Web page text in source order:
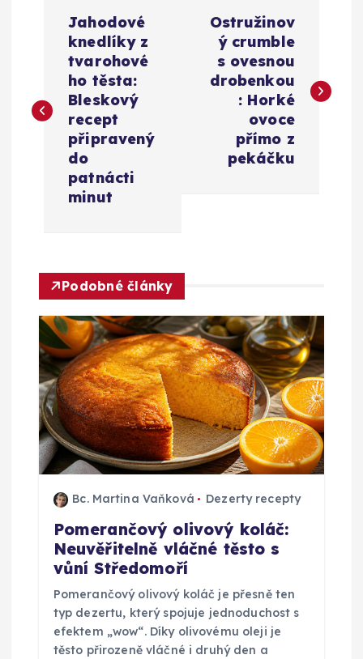
i
e
p
r
o
p
ř
Jahodové
knedlíky z
tvarohové
ho těsta:
Bleskový
recept
připravený
do
patnácti
minut
Ostružinov
ý crumble
s ovesnou
drobenkou
: Horké
ovoce
přímo z
pekáčku
Podobné články
Bc. Martina Vaňková Dezerty recepty
Pomerančový olivový koláč:
Neuvěřitelně vláčné těsto s
vůní Středomoří
Pomerančový olivový koláč je přesně ten
typ dezertu, který spojuje jednoduchost s
efektem „wow“. Díky olivovému oleji je
těsto přirozeně vláčné i druhý den a